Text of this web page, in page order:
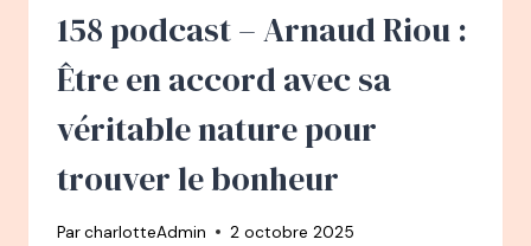
D’AUDITRICE
AVEC
PROJET
BÉBÉ
DEVENIR
158 podcast – Arnaud Riou :
Être en accord avec sa
véritable nature pour
trouver le bonheur
ParcharlotteAdmin 2 octobre 2025